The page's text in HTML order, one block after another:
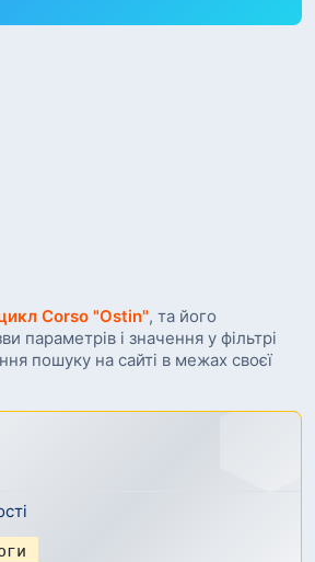
Corso "Ostin", та його
параметрів і значення у фільтрі
пошуку на сайті в межах своєї